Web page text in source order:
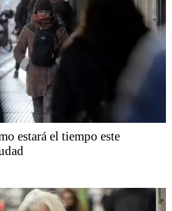
estará el tiempo este